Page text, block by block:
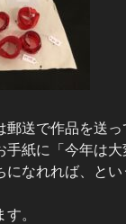
送で作品を送っ
紙に「今年は
なれれば、と
。